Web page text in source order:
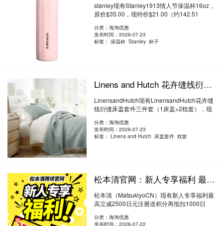
stanley现有Stanley1913情人节保温杯16oz，
原价$35.00，现特价$21.00（约142.51
分类：海淘优惠
发布时间：2026-07-23
标签：保温杯 Stanley 杯子
Linens and Hutch 花卉缝线衍缝床盖套件三件套（1床盖+2枕套） $127（约861.85元）
LinensandHutch现有LinensandHutch花卉缝
线衍缝床盖套件三件套（1床盖+2枕套），现
分类：海淘优惠
发布时间：2026-07-23
标签：Linens and Hutch 床盖套件 枕套
松本清官网：新人专享福利 最高立减2500日元 注册送积分 再抵扣1000日元
松本清（MatsukiyoCN）现有新人专享福利最
高立减2500日元注册送积分再抵扣1000日
分类：海淘优惠
发布时间：2026-07-22